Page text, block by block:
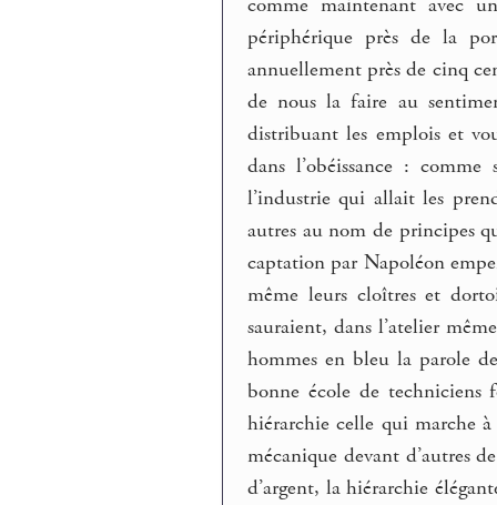
comme maintenant avec
périphérique près de la
annuellement près de cinq
de nous la faire au
distribuant les emplois et
dans l’obéissance :
l’industrie qui allait les
autres au nom de principes
captation par Napoléon
même leurs cloîtres et
sauraient, dans l’atelier
hommes en bleu la parole
bonne école de
hiérarchie celle qui marche
mécanique devant d’autres
d’argent, la hiérarchie